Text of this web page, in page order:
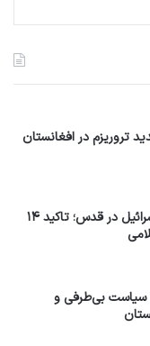
تروریزم در افغانستان
محکومیت سیاست‌های اسرائیل در قدس؛ تاکید ۱۴
سیاست بی‌طرفی و